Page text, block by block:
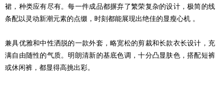
裙，种类应有尽有。每一件成品都摒弃了繁荣复杂的设计，极简的线
条配以灵动新潮元素的点缀，时刻都能展现出绝佳的显瘦心机 。
兼具优雅和中性洒脱的一款外套，略宽松的剪裁和长款衣长设计，充
满自由随性的气质。明朗清新的基底色调，十分凸显肤色，搭配短裤
或休闲裤，都显得高挑出彩。